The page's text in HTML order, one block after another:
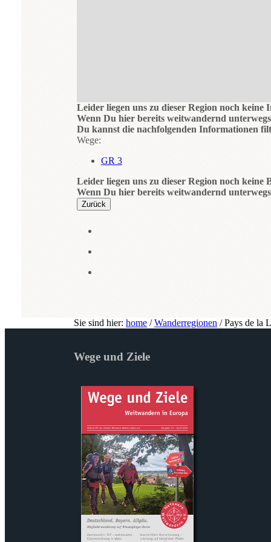
Leider liegen uns zu dieser Region noch keine
Wenn Du hier bereits weitwandernd
Du kannst die nachfolgenden Informationen
Wege:
GR 3
Leider liegen uns zu dieser Region noch keine
Wenn Du hier bereits weitwandernd
Zurück
Sie sind hier: home /Wanderregionen /Pays de la
Wege und Ziele